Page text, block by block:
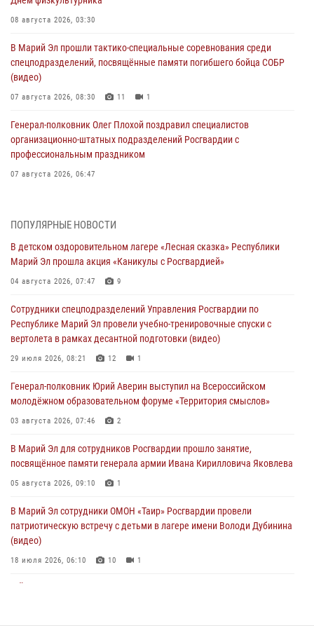
08 августа 2026, 03:30
В Марий Эл прошли тактико-специальные соревнования среди
спецподразделений, посвящённые памяти погибшего бойца СОБР
(видео)
07 августа 2026, 08:30 11 1
Генерал-полковник Олег Плохой поздравил специалистов
организационно-штатных подразделений Росгвардии с
профессиональным праздником
07 августа 2026, 06:47
Всероссийском семинаре в Нижнем Новгороде (видео)
07 августа 2026, 06:25 8 1
Команда «Росгвардия» принимает участие в военно-спортивном
07 августа 2026, 05:43 10
Представитель вневедомственной охраны Управления Росгвардии
по Республике Марий Эл принял участие в учебно-методическом
06 августа 2026, 09:37 10
В Марий Эл сотрудники ЛРР Росгвардии за прошедший месяц
06 августа 2026, 08:00
В Марий Эл сотрудники вневедомственной охраны Росгвардии за
05 августа 2026, 09:44
ПОПУЛЯРНЫЕ НОВОСТИ
В детском оздоровительном лагере «Лесная сказка» Республики
Марий Эл прошла акция «Каникулы с Росгвардией»
04 августа 2026, 07:47 9
Сотрудники спецподразделений Управления Росгвардии по
Республике Марий Эл провели учебно-тренировочные спуски с
вертолета в рамках десантной подготовки (видео)
29 июля 2026, 08:21 12 1
Генерал-полковник Юрий Аверин выступил на Всероссийском
молодёжном образовательном форуме «Территория смыслов»
03 августа 2026, 07:46 2
В Марий Эл для сотрудников Росгвардии прошло занятие,
посвящённое памяти генерала армии Ивана Кирилловича Яковлева
05 августа 2026, 09:10 1
В Марий Эл сотрудники ОМОН «Таир» Росгвардии провели
патриотическую встречу с детьми в лагере имени Володи Дубинина
(видео)
18 июля 2026, 06:10 10 1